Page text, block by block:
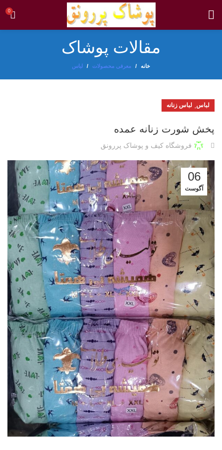
0
مقالات پوشاک
خانه معرفی محصولات لباس
لباس لباس زنانه
پخش شورت زنانه عمده
فروشگاه کیف و پوشاک پررونق
06
آگوست